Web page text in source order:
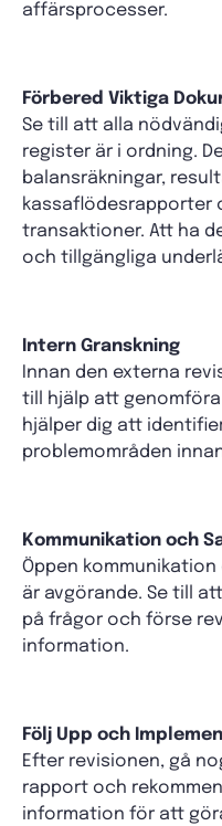
affärsprocesser.
Förbered Viktiga
Se till att alla
register är i ordning.
balansräkningar,
kassaflödesrapporter
transaktioner. Att ha
och tillgängliga
Intern Granskning
Innan den externa
till hjälp att
hjälper dig att
problemområden
Kommunikation och
Öppen
är avgörande. Se till
på frågor och förse
information.
Följ Upp och
Efter revisionen, gå
rapport och
information för att